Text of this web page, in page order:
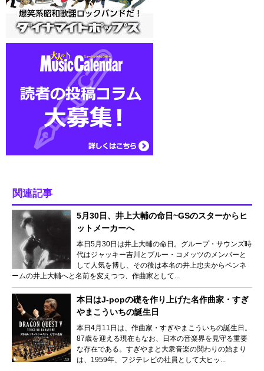
関連記事
5月30日、井上大輔の命日~GSのスターからヒ
ットメーカーへ
本日5月30日は井上大輔の命日。グループ・サウンズ時
代はジャッキー吉川とブルー・コメッツのメンバーと
して人気を博し、その後は本名の井上忠夫からペンネ
ームの井上大輔へと名前を変えつつ、作曲家として...
本日はJ-popの礎を作り上げた名作曲家・すぎ
やまこういちの誕生日
本日4月11日は、作曲家・すぎやまこういちの誕生日。
87歳を迎える現在もなお、日本の音楽界を見守る重要
な存在である。すぎやまと大衆音楽の関わりの始まり
は、1959年、フジテレビの社員として大ヒッ...